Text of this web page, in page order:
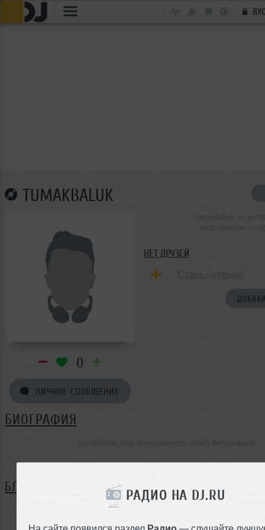
РАДИО НА DJ.RU
На сайте появился раздел Радио — слушайте
TUMAKBALUK
0
ЛИЧНОЕ СООБЩЕНИЕ
НЕТ ДРУЗЕЙ
БИОГРАФИЯ
БЛОГ